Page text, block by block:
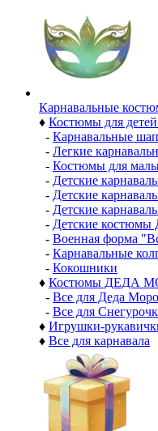
Карнавальные
♦ Костюмы для
- Карнавальные
- Легкие
- Костюмы для
- Детские
- Детские
- Детские
- Детские костюмы
- Военная форма
- Карнавальные
- Кокошники
♦ Костюмы ДЕДА
- Все для Деда
- Все для
♦ Игрушки-
♦ Все для карнавала